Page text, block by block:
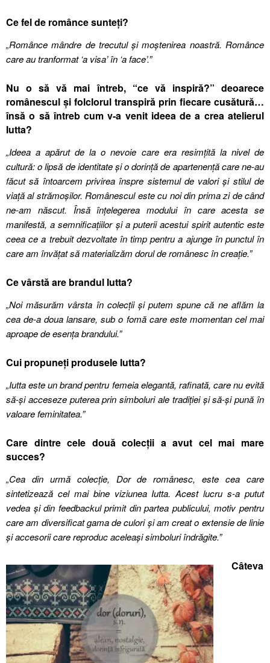
Ce fel de românce sunteți?
„Românce mândre de trecutul și moștenirea noastră. Românce
care au tranformat ‘a visa’ în ‘a face’.”
Nu o să vă mai întreb, “ce vă inspiră?” deoarece
românescul și folclorul transpiră prin fiecare cusătură…
însă o să întreb cum v-a venit ideea de a crea atelierul
Iutta?
„Ideea a apărut de la o nevoie care era resimțită la nivel de
cultură: o lipsă de identitate și o dorință de apartenență care ne-au
făcut să întoarcem privirea înspre sistemul de valori și stilul de
viață al strămoșilor. Românescul este cu noi din prima zi de când
ne-am născut. Însă înțelegerea modului în care acesta se
manifestă, a semnificațiilor și a puterii acestui spirit autentic este
ceea ce a trebuit dezvoltate în timp pentru a ajunge în punctul în
care am învățat să materializăm dorul de românesc în creație.”
Ce vârstă are brandul Iutta?
„Noi măsurăm vârsta în colecții și putem spune că ne aflăm la
cea de-a doua lansare, sub o fomă care este momentan cel mai
aproape de esența brandului.”
Cui propuneți produsele Iutta?
„Iutta este un brand pentru femeia elegantă, rafinată, care nu evită
să-şi acceseze puterea prin simboluri ale tradiţiei și să-și pună în
valoare feminitatea.”
Care dintre cele două colecții a avut cel mai mare
succes?
„Cea din urmă colecție, Dor de românesc, este cea care
sintetizează cel mai bine viziunea Iutta. Acest lucru s-a putut
vedea și din feedbackul primit din partea publicului, motiv pentru
care am diversificat gama de culori și am creat o extensie de linie
și accesorii care reproduc aceleași simboluri îndrăgite.”
Câteva